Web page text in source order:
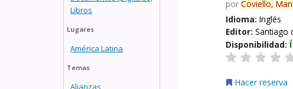
Libros
Lugares
América Latina
Temas
Alianzas
porCoviello,
Idioma:Inglés
Editor:Santiago
Disponibilidad:
Hacer reserva